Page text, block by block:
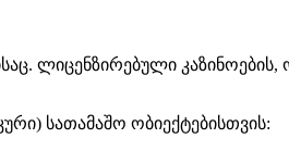
ლიცენზირებული
სათამაშო ობიექტებისთვის: